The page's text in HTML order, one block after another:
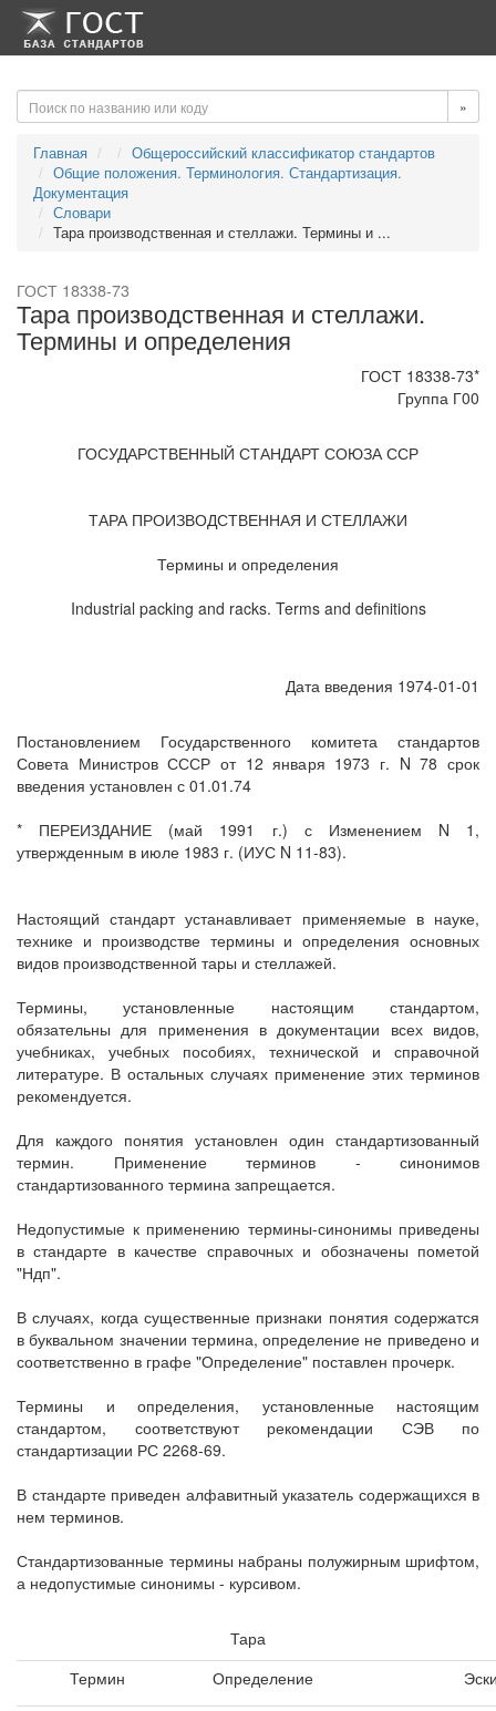
-->-->
»
Главная
Общероссийский классификатор стандартов
Общие положения. Терминология. Стандартизация.
Документация
Словари
Тара производственная и стеллажи. Термины и ...
ГОСТ 18338-73
Тара производственная и стеллажи.
Термины и определения
ГОСТ 18338-73*
Группа Г00
ГОСУДАРСТВЕННЫЙ СТАНДАРТ СОЮЗА ССР
ТАРА ПРОИЗВОДСТВЕННАЯ И СТЕЛЛАЖИ
Термины и определения
Industrial packing and racks. Terms and definitions
Дата введения 1974-01-01
Постановлением Государственного комитета стандартов
Совета Министров СССР от 12 января 1973 г. N 78 срок
введения установлен с 01.01.74
* ПЕРЕИЗДАНИЕ (май 1991 г.) с Изменением N 1,
утвержденным в июле 1983 г. (ИУС N 11-83).
Настоящий стандарт устанавливает применяемые в науке,
технике и производстве термины и определения основных
видов производственной тары и стеллажей.
Термины, установленные настоящим стандартом,
обязательны для применения в документации всех видов,
учебниках, учебных пособиях, технической и справочной
литературе. В остальных случаях применение этих терминов
рекомендуется.
Для каждого понятия установлен один стандартизованный
термин. Применение терминов - синонимов
стандартизованного термина запрещается.
Недопустимые к применению термины-синонимы приведены
в стандарте в качестве справочных и обозначены пометой
"Ндп".
В случаях, когда существенные признаки понятия содержатся
в буквальном значении термина, определение не приведено и
соответственно в графе "Определение" поставлен прочерк.
Термины и определения, установленные настоящим
стандартом, соответствуют рекомендации СЭВ по
стандартизации РС 2268-69.
В стандарте приведен алфавитный указатель содержащихся в
нем терминов.
Стандартизованные термины набраны полужирным шрифтом,
а недопустимые синонимы - курсивом.
Тара
Термин
Определение